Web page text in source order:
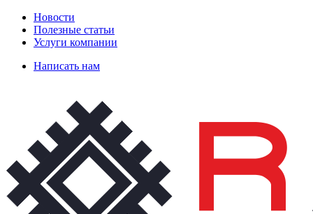
Новости
Полезные статьи
Услуги компании
Написать нам